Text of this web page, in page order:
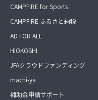
CAMPFIRE for Sports
CAMPFIRE ふるさと納税
AD FOR ALL
HIOKOSHI
JFAクラウドファンディング
machi-ya
補助金申請サポート